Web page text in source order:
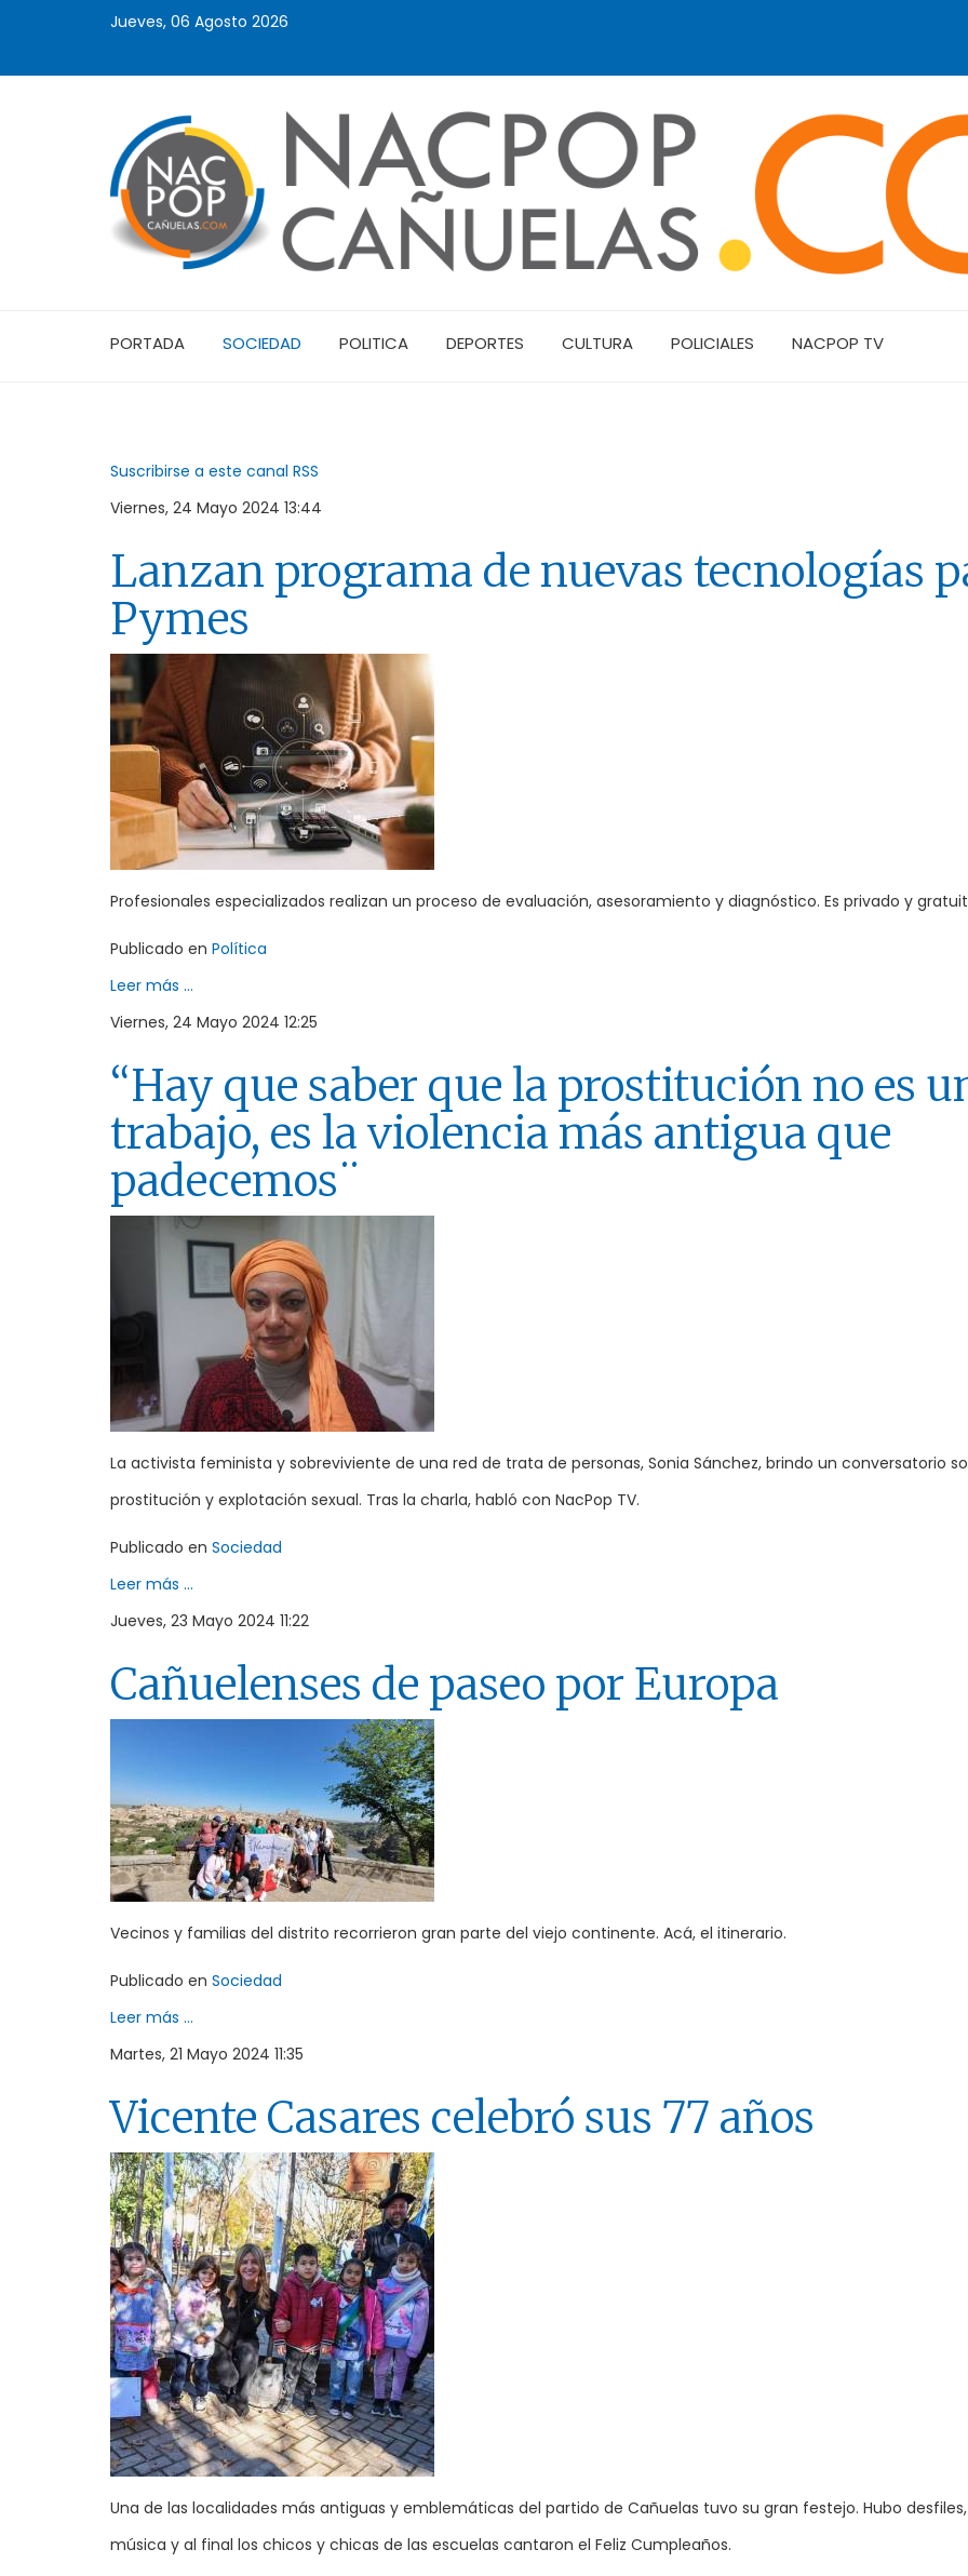
Jueves, 06 Agosto 2026
PORTADA SOCIEDAD POLITICA DEPORTES CULTURA POLICIALES NACPOP TV
Suscribirse a este canal RSS
Viernes, 24 Mayo 2024 13:44
Lanzan programa de nuevas tecnologías
Pymes
Profesionales especializados realizan un proceso de evaluación, asesoramiento y diagnóstico. Es privado y
Publicado en Política
Leer más ...
Viernes, 24 Mayo 2024 12:25
“Hay que saber que la prostitución no es
trabajo, es la violencia más antigua que
padecemos¨
La activista feminista y sobreviviente de una red de trata de personas, Sonia Sánchez, brindo un conversatorio
prostitución y explotación sexual. Tras la charla, habló con NacPop TV.
Publicado en Sociedad
Leer más ...
Jueves, 23 Mayo 2024 11:22
Cañuelenses de paseo por Europa
Vecinos y familias del distrito recorrieron gran parte del viejo continente. Acá, el itinerario.
Publicado en Sociedad
Leer más ...
Martes, 21 Mayo 2024 11:35
Vicente Casares celebró sus 77 años
Una de las localidades más antiguas y emblemáticas del partido de Cañuelas tuvo su gran festejo. Hubo desfiles,
música y al final los chicos y chicas de las escuelas cantaron el Feliz Cumpleaños.